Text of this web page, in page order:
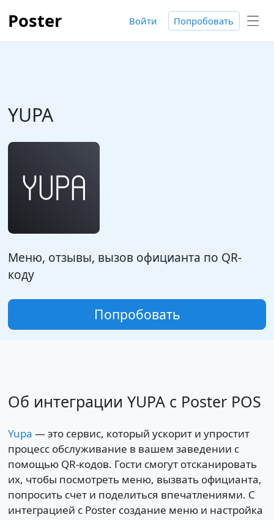
Poster Войти Попробовать
YUPA
Меню, отзывы, вызов официанта по QR-
коду
Попробовать
Об интеграции YUPA с Poster POS
Yupa —это сервис, который ускорит и упростит
процесс обслуживание в вашем заведении с
помощью QR-кодов. Гости смогут отсканировать
их, чтобы посмотреть меню, вызвать официанта,
попросить счет и поделиться впечатлениями. С
интеграцией с Poster создание меню и настройка